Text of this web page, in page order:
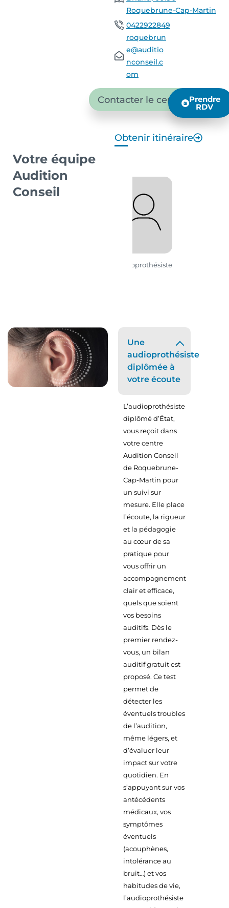
Roquebrune-Cap-Martin
0422922849
roquebrun
e@auditio
nconseil.c
om
Contacter le centre Prendre
RDV
Obtenir itinéraire
Votre équipe
Audition
Conseil
Audioprothésiste
Une
audioprothésiste
diplômée à
votre écoute
L’audioprothésiste
diplômé d’État,
vous reçoit dans
votre centre
Audition Conseil
de Roquebrune-
Cap-Martin pour
un suivi sur
mesure. Elle place
l’écoute, la rigueur
et la pédagogie
au cœur de sa
pratique pour
vous offrir un
accompagnement
clair et efficace,
quels que soient
vos besoins
auditifs. Dès le
premier rendez-
vous, un bilan
auditif gratuit est
proposé. Ce test
permet de
détecter les
éventuels troubles
de l’audition,
même légers, et
d’évaluer leur
impact sur votre
quotidien. En
s’appuyant sur vos
antécédents
médicaux, vos
symptômes
éventuels
(acouphènes,
intolérance au
bruit…) et vos
habitudes de vie,
l’audioprothésiste